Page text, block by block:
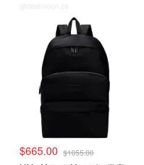
@dealmoon.ca
$665.00 $1055.00